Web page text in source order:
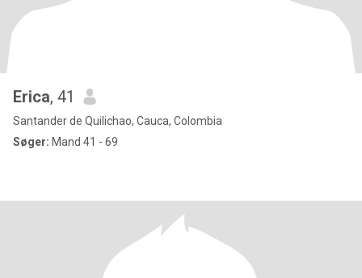
Erica, 41
Santander de Quilichao, Cauca, Colombia
Søger: Mand 41 - 69